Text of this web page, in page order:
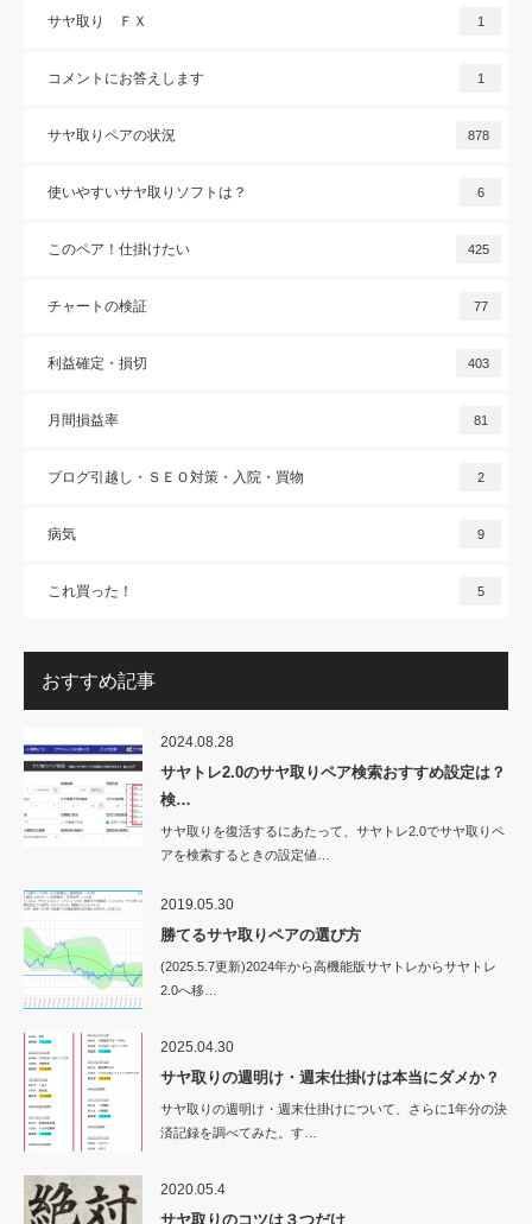
サヤ取り ＦＸ 1
コメントにお答えします 1
サヤ取りペアの状況 878
使いやすいサヤ取りソフトは？ 6
このペア！仕掛けたい 425
チャートの検証 77
利益確定・損切 403
月間損益率 81
ブログ引越し・ＳＥＯ対策・入院・買物 2
病気 9
これ買った！ 5
おすすめ記事
2024.08.28
サヤトレ2.0のサヤ取りペア検索おすすめ設定は？
検…
サヤ取りを復活するにあたって、サヤトレ2.0でサヤ取りペ
アを検索するときの設定値…
2019.05.30
勝てるサヤ取りペアの選び方
(2025.5.7更新)2024年から高機能版サヤトレからサヤトレ
2.0へ移…
2025.04.30
サヤ取りの週明け・週末仕掛けは本当にダメか？
サヤ取りの週明け・週末仕掛けについて、さらに1年分の決
済記録を調べてみた。す…
2020.05.4
サヤ取りのコツは３つだけ